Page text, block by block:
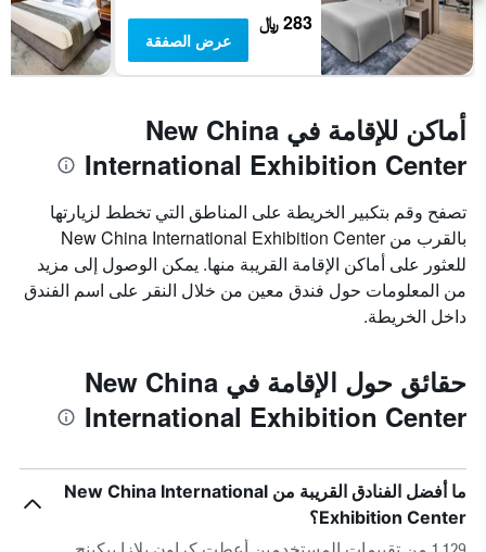
283 ﷼
عرض الصفقة
أماكن للإقامة في New China
International Exhibition Center
تصفح وقم بتكبير الخريطة على المناطق التي تخطط لزيارتها
بالقرب من New China International Exhibition Center
للعثور على أماكن الإقامة القريبة منها. يمكن الوصول إلى مزيد
من المعلومات حول فندق معين من خلال النقر على اسم الفندق
داخل الخريطة.
حقائق حول الإقامة في New China
International Exhibition Center
ما أفضل الفنادق القريبة من New China International
Exhibition Center؟